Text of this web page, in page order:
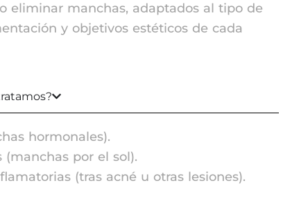
eliminar manchas, adaptados al tipo de
y objetivos estéticos de cada
hormonales).
(manchas por el sol).
(tras acné u otras lesiones).